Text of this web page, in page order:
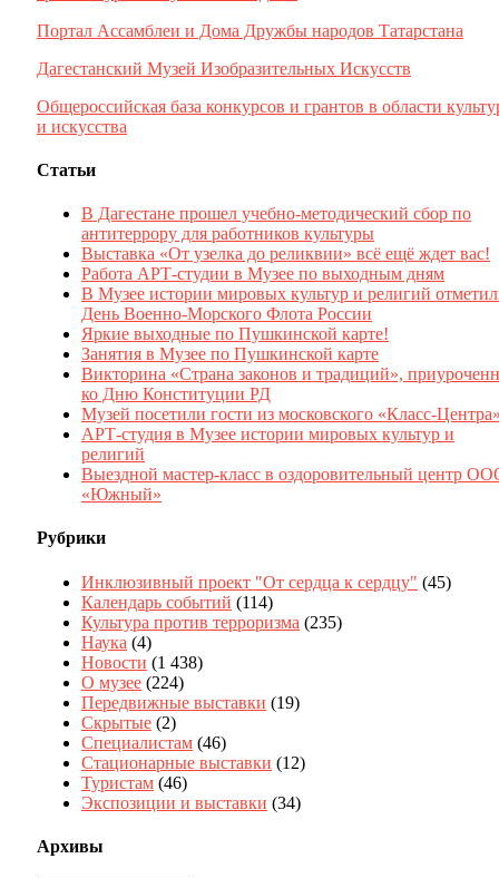
Портал Ассамблеи и Дома Дружбы народов Татарстана
Дагестанский Музей Изобразительных Искусств
Общероссийская база конкурсов и грантов в области
и искусства
Статьи
В Дагестане прошел учебно-методический сбор по
антитеррору для работников культуры
Выставка «От узелка до реликвии» всё ещё ждет вас!
Работа АРТ-студии в Музее по выходным дням
В Музее истории мировых культур и религий
День Военно-Морского Флота России
Яркие выходные по Пушкинской карте!
Занятия в Музее по Пушкинской карте
Викторина «Страна законов и традиций»,
ко Дню Конституции РД
Музей посетили гости из московского «Класс-
АРТ-студия в Музее истории мировых культур и
религий
Выездной мастер-класс в оздоровительный центр
«Южный»
Рубрики
Инклюзивный проект "От сердца к сердцу" (45)
Календарь событий (114)
Культура против терроризма (235)
Наука (4)
Новости (1 438)
О музее (224)
Передвижные выставки (19)
Скрытые (2)
Специалистам (46)
Стационарные выставки (12)
Туристам (46)
Экспозиции и выставки (34)
Архивы